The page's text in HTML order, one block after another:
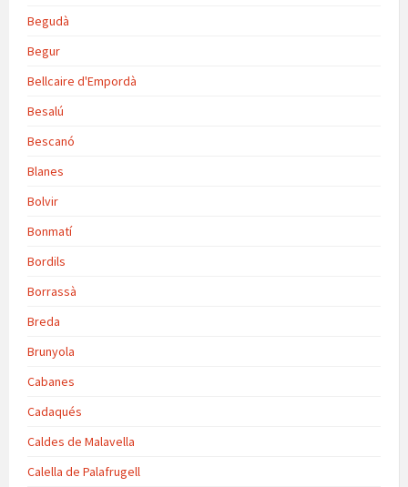
Begudà
Begur
Bellcaire d'Empordà
Besalú
Bescanó
Blanes
Bolvir
Bonmatí
Bordils
Borrassà
Breda
Brunyola
Cabanes
Cadaqués
Caldes de Malavella
Calella de Palafrugell